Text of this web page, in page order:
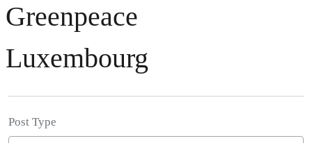
Greenpeace
Luxembourg
Post Type